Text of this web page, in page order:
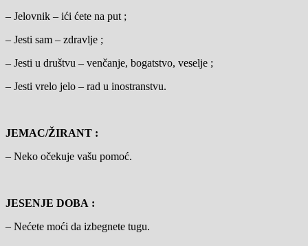
– Jelovnik – ići ćete na put ;
– Jesti sam – zdravlje ;
– Jesti u društvu – venčanje, bogatstvo, veselje ;
– Jesti vrelo jelo – rad u inostranstvu.
JEMAC/ŽIRANT :
– Neko očekuje vašu pomoć.
JESENJE DOBA :
– Nećete moći da izbegnete tugu.